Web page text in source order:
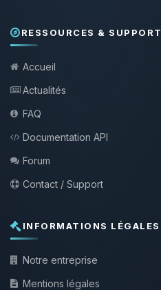
RESSOURCES & SUPPORT
Accueil
Actualités
FAQ
Documentation API
Forum
Contact / Support
INFORMATIONS LÉGALES
Notre entreprise
Mentions légales